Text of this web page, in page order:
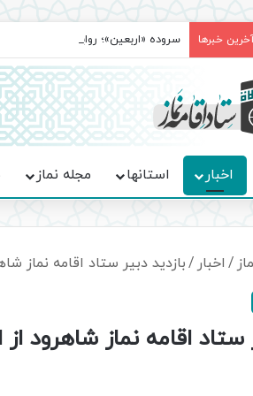
خبرها سروده‌ «اربعین»؛ روایت حماسه،
اخبار استانها مجله نماز
/ اخبار /بازدید دبیر ستاد اقامه نماز
ستاد اقامه نماز